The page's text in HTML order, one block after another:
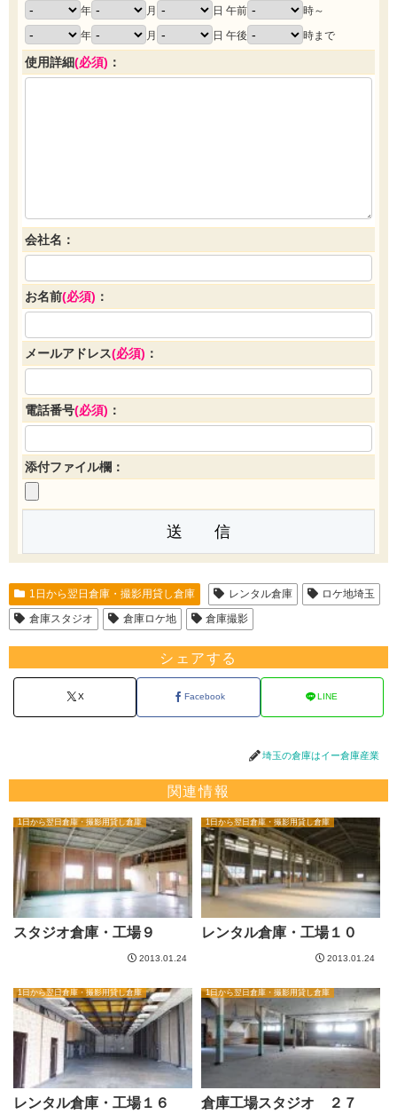
年 月 日 午前
時～
年
月 日 午後 時まで
使用詳細(必須) ：
会社名：
お名前(必須) ：
メールアドレス(必須) ：
電話番号(必須) ：
添付ファイル欄：
1日から翌日倉庫・撮影用貸し倉庫 レンタル倉庫
ロケ地埼玉
倉庫スタジオ
倉庫ロケ地 倉庫撮影
シェアする
X Facebook LINE
埼玉の倉庫はイー倉庫産業
関連情報
1日から翌日倉庫・撮影用貸し倉庫
スタジオ倉庫・工場９
2013.01.24
1日から翌日倉庫・撮影用貸し倉庫
レンタル倉庫・工場１０
2013.01.24
1日から翌日倉庫・撮影用貸し倉庫
レンタル倉庫・工場１６
1日から翌日倉庫・撮影用貸し倉庫
倉庫工場スタジオ ２７